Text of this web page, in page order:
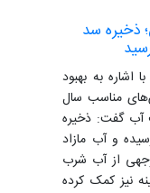
ذخیره سد
به بهبود
مناسب سال
آب گفت: ذخیره
رسیده و آب مازاد
از آب شرب
نیز کمک کرده